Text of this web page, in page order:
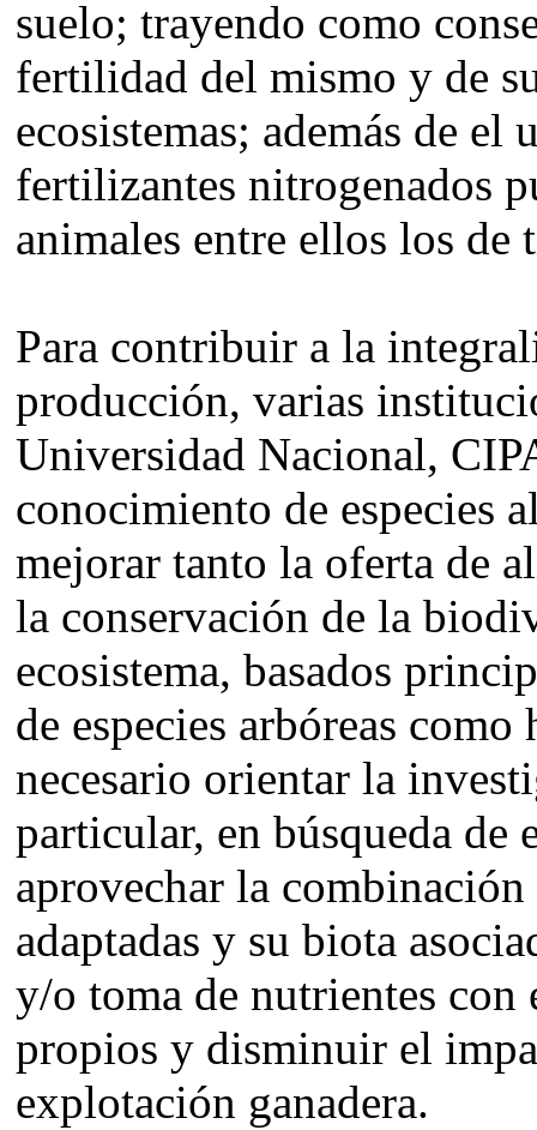
suelo; trayendo como
fertilidad del mismo y de
ecosistemas; además de el
fertilizantes nitrogenados
animales entre ellos los
Para contribuir a la
producción, varias
Universidad Nacional,
conocimiento de especies
mejorar tanto la oferta de
la conservación de la
ecosistema, basados
de especies arbóreas
necesario orientar la
particular, en búsqueda de
aprovechar la combinación
adaptadas y su biota
y/o toma de nutrientes
propios y disminuir el
explotación ganadera.